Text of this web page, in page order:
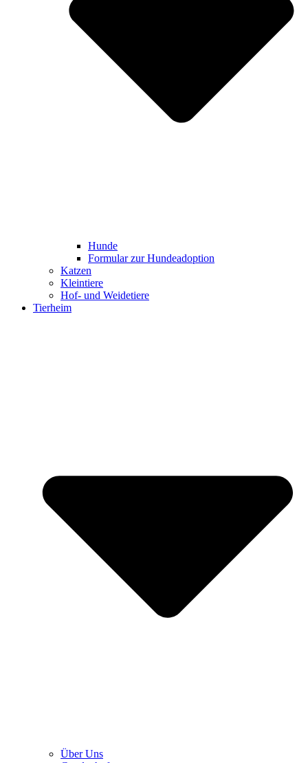
Hunde
Formular zur Hundeadoption
Katzen
Kleintiere
Hof- und Weidetiere
Tierheim
Über Uns